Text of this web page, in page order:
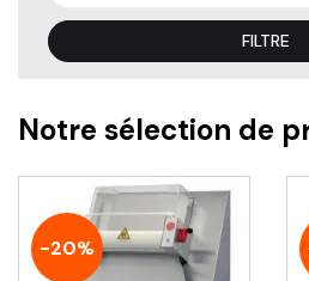
FILTRE
Notre sélection de
-20%